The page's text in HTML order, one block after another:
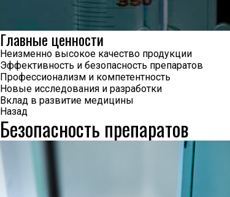
Главные ценности
Неизменно высокое качество продукции
Эффективность и безопасность препаратов
Профессионализм и компетентность
Новые исследования и разработки
Вклад в развитие медицины
Назад
Безопасность препаратов